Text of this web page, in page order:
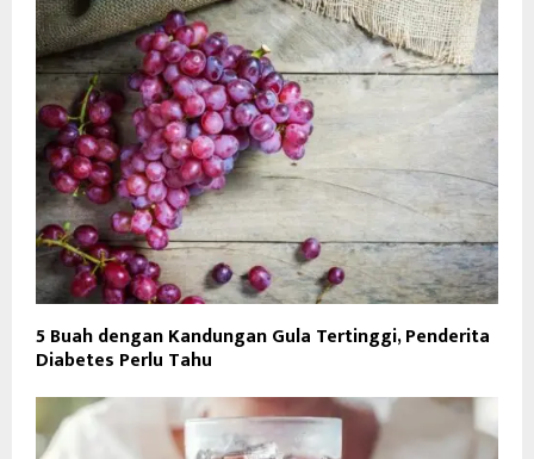
5 Buah dengan Kandungan Gula Tertinggi, Penderita
Diabetes Perlu Tahu